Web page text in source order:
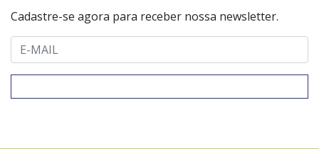
Cadastre-se agora para receber nossa newsletter.